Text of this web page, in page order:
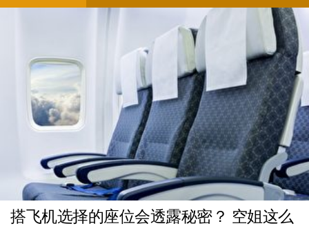
搭飞机选择的座位会透露秘密？ 空姐这么